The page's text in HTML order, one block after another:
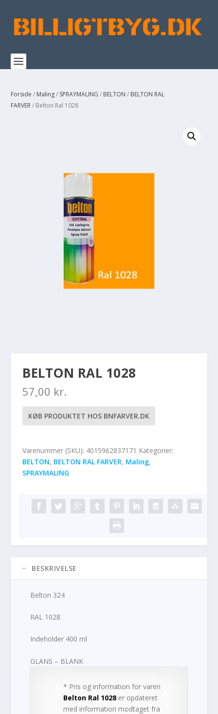
Forside / Maling/ SPRAYMALING / BELTON / BELTON RAL
FARVER/ Belton Ral 1028
BELTON RAL 1028
57,00 kr.
KØB PRODUKTET HOS BNFARVER.DK
Varenummer (SKU): 4015962837171 Kategorier:
BELTON, BELTON RAL FARVER, Maling,
SPRAYMALING
BESKRIVELSE
Belton 324
RAL 1028
Indeholder 400 ml
GLANS – BLANK
* Pris og information for varen
Belton Ral 1028 er opdateret
med information modtaget fra